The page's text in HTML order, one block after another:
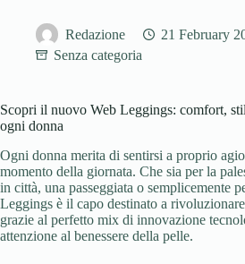
Redazione
21 February
Senza categoria
Scopri il nuovo Web Leggings: comfort,
ogni donna
Ogni donna merita di sentirsi a proprio
momento della giornata. Che sia per la
in città, una passeggiata o semplicemente
Leggings è il capo destinato a
grazie al perfetto mix di innovazione
attenzione al benessere della pelle.